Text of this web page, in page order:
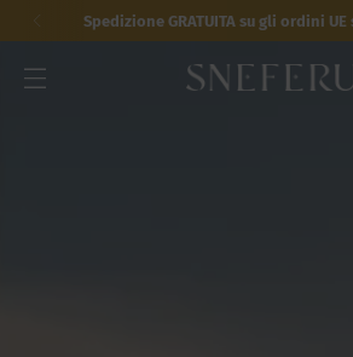
Spedizione GRATUITA su gli ordini